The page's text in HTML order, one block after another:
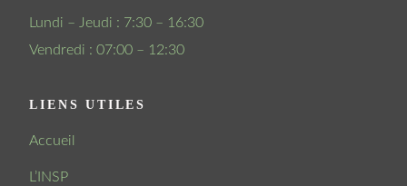
Lundi – Jeudi : 7:30 – 16:30
Vendredi : 07:00 – 12:30
LIENS UTILES
Accueil
L’INSP